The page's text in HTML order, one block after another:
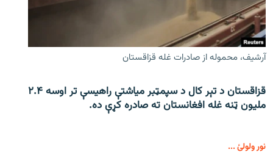
آرشیف، محموله از صادرات غله قزاقستان
قزاقستان د تېر کال د سپمټبر میاشتې راهیسې تر اوسه ۲.۴
ملیون ټنه غله افغانستان ته صادره کړې ده.
نور ولولئ ...